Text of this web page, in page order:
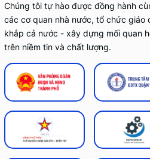
Chúng tôi tự hào được đồng hành
các cơ quan nhà nước, tổ chức giáo
khắp cả nước - xây dựng mối quan
trên niềm tin và chất lượng.